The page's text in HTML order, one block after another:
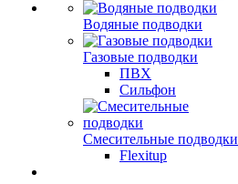
Водяные подводки
Газовые подводки
ПВХ
Сильфон
Смесительные подводки
Flexitup